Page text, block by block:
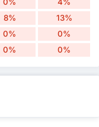
8% 13%
0% 0%
0% 0%